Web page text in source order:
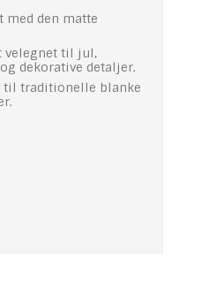
med den matte
velegnet til jul,
dekorative detaljer.
til traditionelle blanke